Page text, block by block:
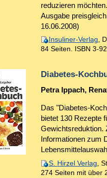
reduzieren
Ausgabe
16.06.2008)
Insuliner-Verlag,
84 Seiten. ISBN 3-
Diabetes-
Petra Ippach,
Das "Diabetes-
bietet 130 Rezepte
Gewichtsreduktion.
Informationen zum
S. Hirzel Verlag,
274 Seiten mit über